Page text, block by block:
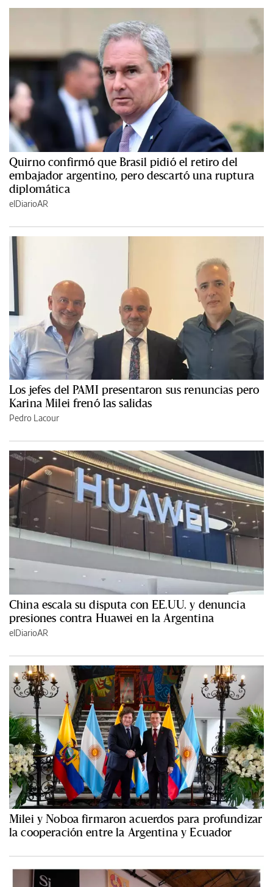
Quirno confirmó que Brasil pidió el retiro del
embajador argentino, pero descartó una ruptura
diplomática
elDiarioAR
Los jefes del PAMI presentaron sus renuncias pero
Karina Milei frenó las salidas
Pedro Lacour
China escala su disputa con EE.UU. y denuncia
presiones contra Huawei en la Argentina
elDiarioAR
Milei y Noboa firmaron acuerdos para profundizar
la cooperación entre la Argentina y Ecuador